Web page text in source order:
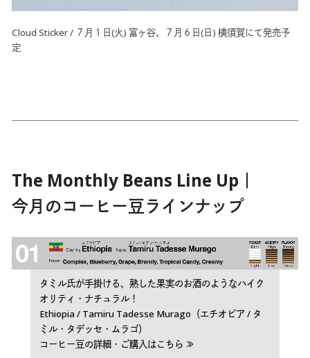
Cloud Sticker / ７月１日(火) 富ヶ谷、７月６日(日) 横須賀にて発売予
定
The Monthly Beans Line Up｜
今月のコーヒー豆ラインナップ
タミル氏が手掛ける、熟した果実のお酒のようなハイク
オリティ・ナチュラル！
Ethiopia / Tamiru Tadesse Murago（エチオピア / タ
ミル・タデッセ・ムラゴ）
コーヒー豆の詳細・ご購入はこちら ≫